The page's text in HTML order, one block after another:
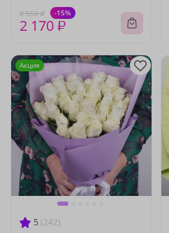
2 550 ₽ -15%
2 170 ₽
5 (242)
Акция